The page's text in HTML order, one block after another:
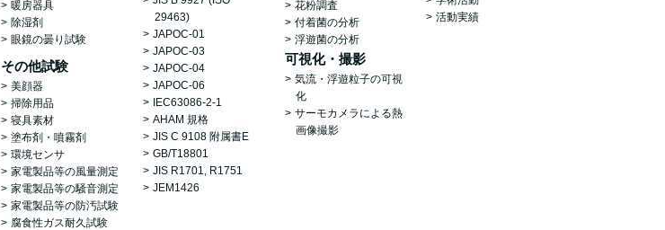
暖房器具
除湿剤
眼鏡の曇り試験
その他試験
美顔器
掃除用品
寝具素材
塗布剤・噴霧剤
環境センサ
家電製品等の風量測定
家電製品等の騒音測定
家電製品等の防汚試験
腐食性ガス耐久試験
29463)
JAPOC-01
JAPOC-03
JAPOC-04
JAPOC-06
IEC63086-2-1
AHAM 規格
JIS C 9108 附属書E
GB/T18801
JIS R1701, R1751
JEM1426
花粉調査
付着菌の分析
浮遊菌の分析
可視化・撮影
気流・浮遊粒子の可視
化
サーモカメラによる熱
画像撮影
活動実績